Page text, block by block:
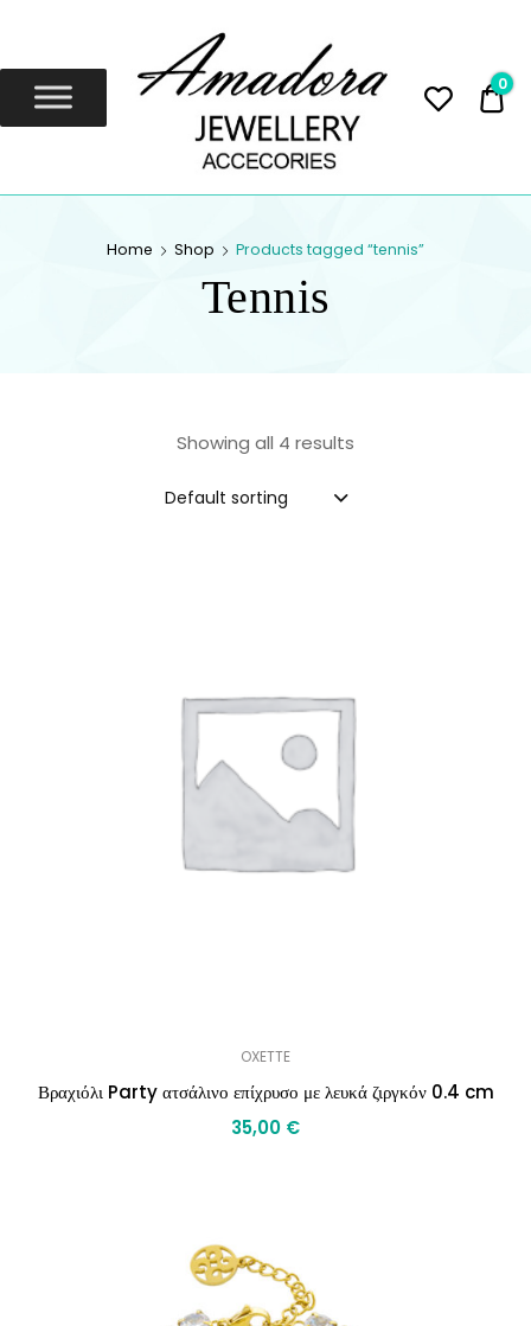
JEWELLERY
0
Home Shop Products tagged “tennis”
Tennis
Showing all 4 results
Default sorting
OXETTE
Βραχιόλι Party ατσάλινο επίχρυσο με λευκά ζιργκόν 0.4 cm
35,00 €